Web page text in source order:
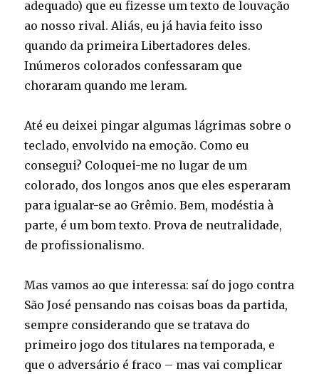
adequado) que eu fizesse um texto de louvação
ao nosso rival. Aliás, eu já havia feito isso
quando da primeira Libertadores deles.
Inúmeros colorados confessaram que
choraram quando me leram.
Até eu deixei pingar algumas lágrimas sobre o
teclado, envolvido na emoção. Como eu
consegui? Coloquei-me no lugar de um
colorado, dos longos anos que eles esperaram
para igualar-se ao Grêmio. Bem, modéstia à
parte, é um bom texto. Prova de neutralidade,
de profissionalismo.
Mas vamos ao que interessa: saí do jogo contra
São José pensando nas coisas boas da partida,
sempre considerando que se tratava do
primeiro jogo dos titulares na temporada, e
que o adversário é fraco – mas vai complicar